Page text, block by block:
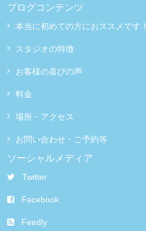
ブログコンテンツ
本当に初めての方におススメです！
スタジオの特徴
お客様の喜びの声
料金
場所・アクセス
お問い合わせ・ご予約等
ソーシャルメディア
Twitter
Facebook
Feedly